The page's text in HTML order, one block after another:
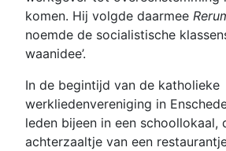
komen. Hij volgde daarmee
noemde de socialistische
waanidee’.
In de begintijd van de katholieke
werkliedenvereniging in
leden bijeen in een schoollokaal,
achterzaaltje van een